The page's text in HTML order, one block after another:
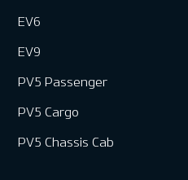
EV6
EV9
PV5 Passenger
PV5 Cargo
PV5 Chassis Cab